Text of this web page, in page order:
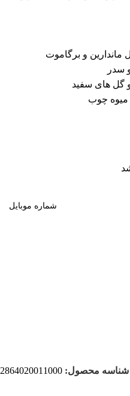
و برگاموت
سدر
و گل های سفید
میوه چوب
شناسه محصول: 2864020011000